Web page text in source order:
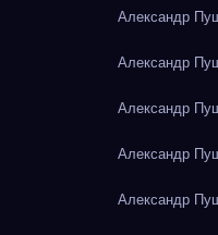
Александр
Александр
Александр
Александр
Александр